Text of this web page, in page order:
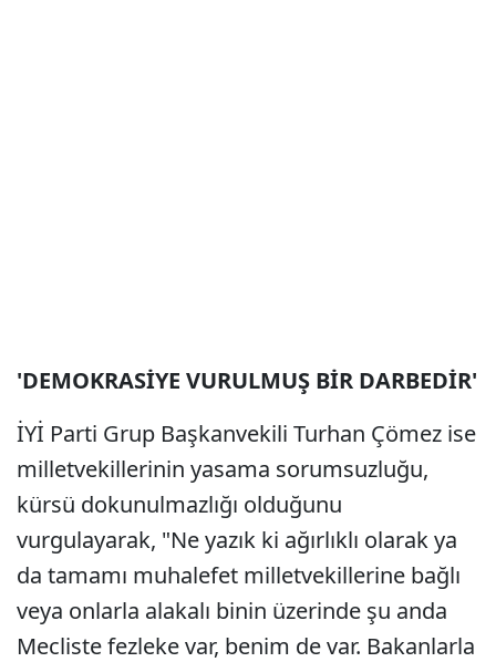
'DEMOKRASİYE VURULMUŞ BİR DARBEDİR'
İYİ Parti Grup Başkanvekili Turhan Çömez ise
milletvekillerinin yasama sorumsuzluğu,
kürsü dokunulmazlığı olduğunu
vurgulayarak, "Ne yazık ki ağırlıklı olarak ya
da tamamı muhalefet milletvekillerine bağlı
veya onlarla alakalı binin üzerinde şu anda
Mecliste fezleke var, benim de var. Bakanlarla